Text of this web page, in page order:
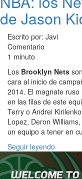
de Jason
Escrito por: Javi
Comentario
1 minuto
Los Brooklyn Nets
cara al inicio de
2014. El magnate
en las filas de este
Terry o Andrei
Lopez, Deron
un equipo a tener en
Seguir leyendo